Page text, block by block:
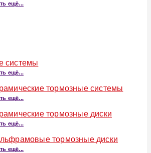
ещё...
системы
ещё...
тормозные системы
ещё...
тормозные диски
ещё...
тормозные диски
ещё...